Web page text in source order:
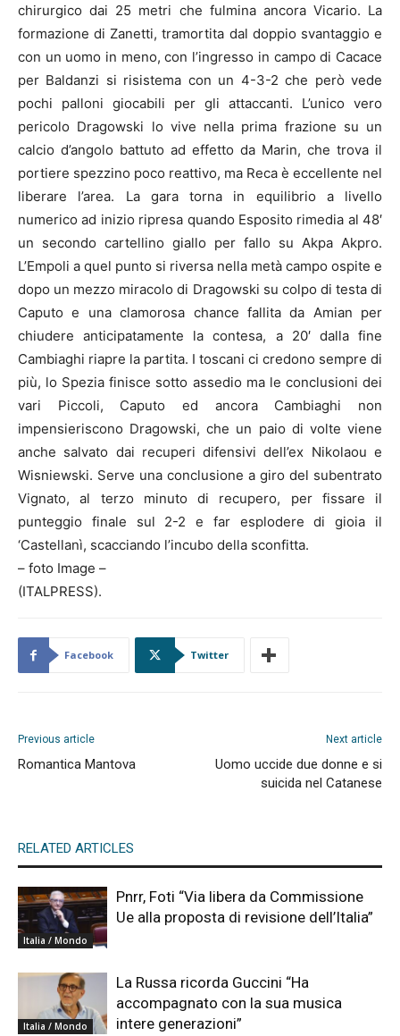
chirurgico dai 25 metri che fulmina ancora Vicario. La
formazione di Zanetti, tramortita dal doppio svantaggio e
con un uomo in meno, con l’ingresso in campo di Cacace
per Baldanzi si risistema con un 4-3-2 che però vede
pochi palloni giocabili per gli attaccanti. L’unico vero
pericolo Dragowski lo vive nella prima frazione su un
calcio d’angolo battuto ad effetto da Marin, che trova il
portiere spezzino poco reattivo, ma Reca è eccellente nel
liberare l’area. La gara torna in equilibrio a livello
numerico ad inizio ripresa quando Esposito rimedia al 48′
un secondo cartellino giallo per fallo su Akpa Akpro.
L’Empoli a quel punto si riversa nella metà campo ospite e
dopo un mezzo miracolo di Dragowski su colpo di testa di
Caputo e una clamorosa chance fallita da Amian per
chiudere anticipatamente la contesa, a 20′ dalla fine
Cambiaghi riapre la partita. I toscani ci credono sempre di
più, lo Spezia finisce sotto assedio ma le conclusioni dei
vari Piccoli, Caputo ed ancora Cambiaghi non
impensieriscono Dragowski, che un paio di volte viene
anche salvato dai recuperi difensivi dell’ex Nikolaou e
Wisniewski. Serve una conclusione a giro del subentrato
Vignato, al terzo minuto di recupero, per fissare il
punteggio finale sul 2-2 e far esplodere di gioia il
‘Castellanì, scacciando l’incubo della sconfitta.
– foto Image –
(ITALPRESS).
Facebook Twitter
Previous article
Romantica Mantova
Next article
Uomo uccide due donne e si
suicida nel Catanese
RELATED ARTICLES
Italia / Mondo
Pnrr, Foti “Via libera da Commissione
Ue alla proposta di revisione dell’Italia”
Italia / Mondo
La Russa ricorda Guccini “Ha
accompagnato con la sua musica
intere generazioni”